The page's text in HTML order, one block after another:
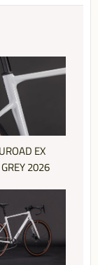
EX
2026